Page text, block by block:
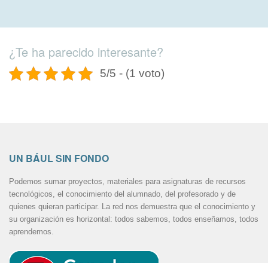
¿Te ha parecido interesante?
5/5 - (1 voto)
UN BÁUL SIN FONDO
Podemos sumar proyectos, materiales para asignaturas de recursos
tecnológicos, el conocimiento del alumnado, del profesorado y de
quienes quieran participar. La red nos demuestra que el conocimiento y
su organización es horizontal: todos sabemos, todos enseñamos, todos
aprendemos.